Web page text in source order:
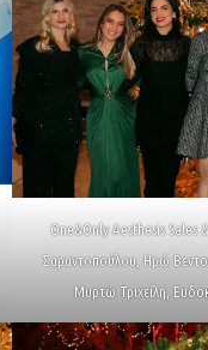
One&Only Aesthesis Sales
Σαραντοπούλου, Ηρώ
Μυρτώ Τριχείλη,